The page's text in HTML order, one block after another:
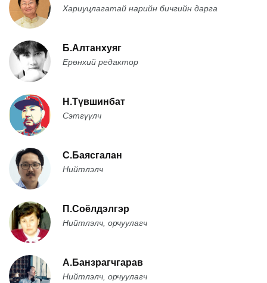
Хариуцлагатай нарийн бичгийн дарга
Б.Алтанхуяг
Ерөнхий редактор
Н.Түвшинбат
Сэтгүүлч
С.Баясгалан
Нийтлэлч
П.Соёлдэлгэр
Нийтлэлч, орчуулагч
А.Банзрагчгарав
Нийтлэлч, орчуулагч